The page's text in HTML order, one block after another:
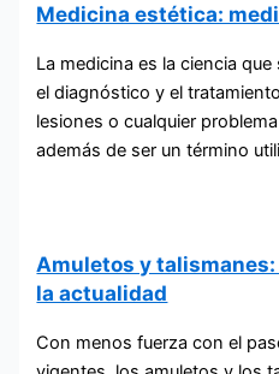
Medicina estética:
La medicina es la ciencia
el diagnóstico y el
lesiones o cualquier
además de ser un término
Amuletos y
la actualidad
Con menos fuerza con el